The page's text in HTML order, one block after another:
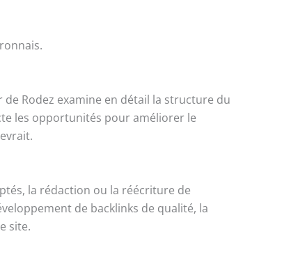
de Rodez examine en détail la structure du
les opportunités pour améliorer le
la rédaction ou la réécriture de
de backlinks de qualité, la
site.